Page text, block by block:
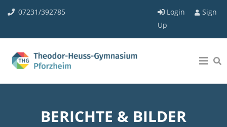
07231/392785 Login
Sign
Up
BERICHTE & BILDER